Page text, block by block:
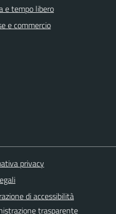
e tempo libero
e commercio
privacy
di accessibilità
trasparente